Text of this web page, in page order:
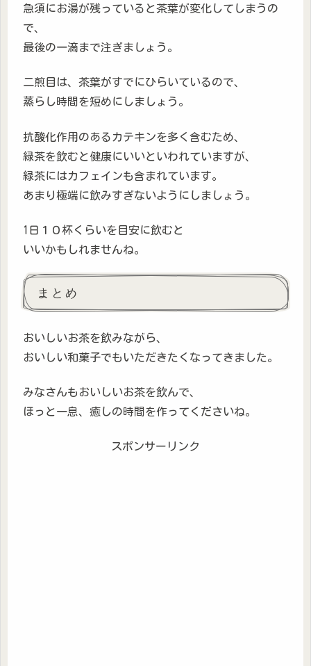
急須にお湯が残っていると茶葉が変化してしまうの
で、
最後の一滴まで注ぎましょう。
二煎目は、茶葉がすでにひらいているので、
蒸らし時間を短めにしましょう。
抗酸化作用のあるカテキンを多く含むため、
緑茶を飲むと健康にいいといわれていますが、
緑茶にはカフェインも含まれています。
あまり極端に飲みすぎないようにしましょう。
1日１０杯くらいを目安に飲むと
いいかもしれませんね。
まとめ
おいしいお茶を飲みながら、
おいしい和菓子でもいただきたくなってきました。
みなさんもおいしいお茶を飲んで、
ほっと一息、癒しの時間を作ってくださいね。
スポンサーリンク